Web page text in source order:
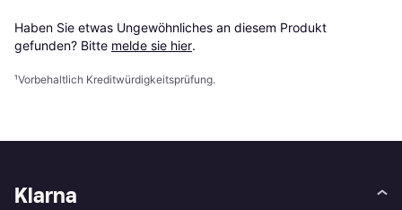
Haben Sie etwas Ungewöhnliches an diesem Produkt
gefunden? Bitte melde sie hier.
¹Vorbehaltlich Kreditwürdigkeitsprüfung.
Klarna